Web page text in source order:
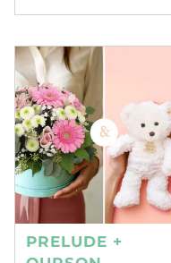
PRELUDE +